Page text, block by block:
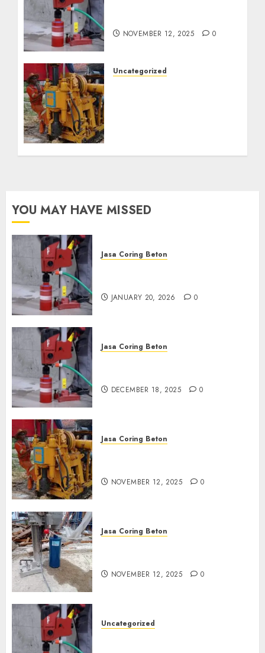
NOVEMBER 12, 2025 0
Uncategorized
YOU MAY HAVE MISSED
Jasa Coring Beton
JANUARY 20, 2026 0
Jasa Coring Beton
DECEMBER 18, 2025 0
Jasa Coring Beton
NOVEMBER 12, 2025 0
Jasa Coring Beton
NOVEMBER 12, 2025 0
Uncategorized